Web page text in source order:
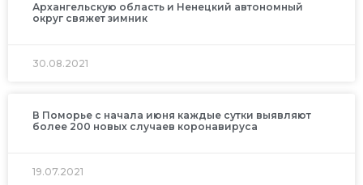
Архангельскую область и Ненецкий автономный
округ свяжет зимник
30.08.2021
В Поморье с начала июня каждые сутки выявляют
более 200 новых случаев коронавируса
19.07.2021